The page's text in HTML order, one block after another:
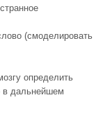
(смоделировать
определить
в дальнейшем